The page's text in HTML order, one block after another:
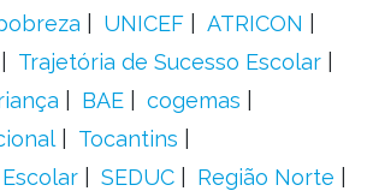
UNICEF
ATRICON
Trajetória de Sucesso Escolar
BAE
cogemas
Tocantins
SEDUC
Região Norte